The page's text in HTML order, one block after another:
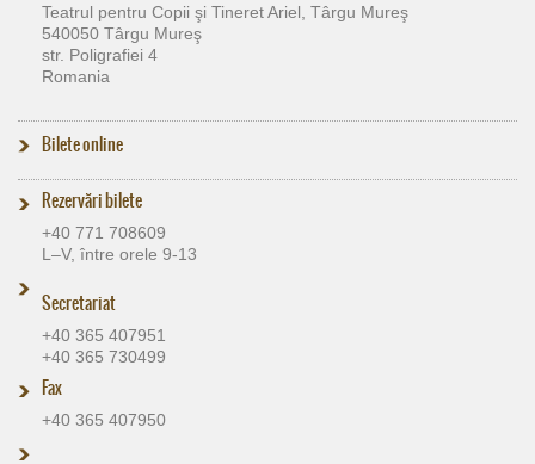
Teatrul pentru Copii şi Tineret Ariel, Târgu Mureş
540050 Târgu Mureş
str. Poligrafiei 4
Romania
Bilete online
Rezervări bilete
+40 771 708609
L–V, între orele 9-13
Secretariat
+40 365 407951
+40 365 730499
Fax
+40 365 407950